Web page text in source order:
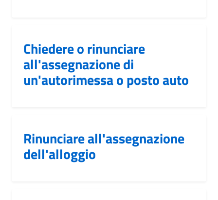
Chiedere o rinunciare
all'assegnazione di
un'autorimessa o posto auto
Rinunciare all'assegnazione
dell'alloggio